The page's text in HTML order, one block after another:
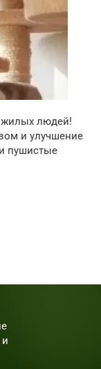
людей!
и улучшение
пушистые
и